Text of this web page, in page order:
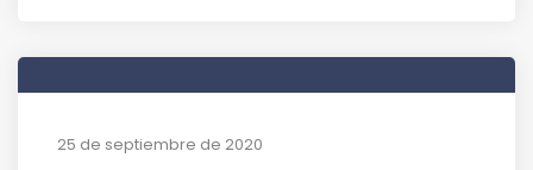
25 de septiembre de 2020